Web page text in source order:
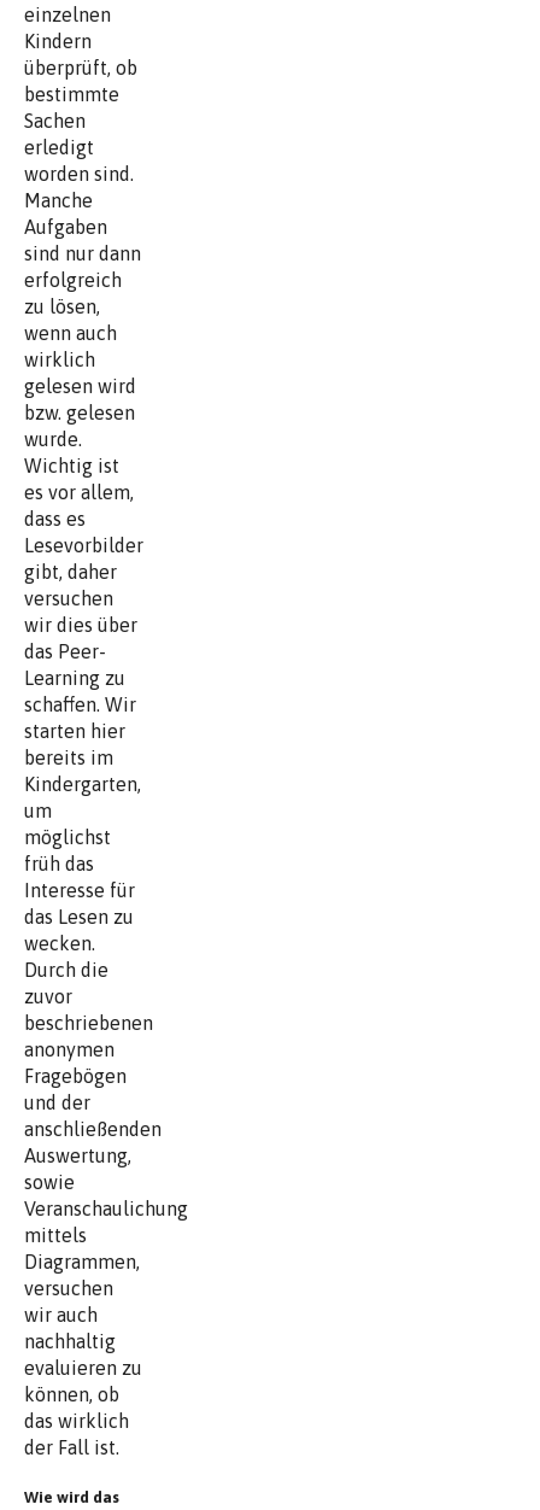
einzelnen
Kindern
überprüft, ob
bestimmte
Sachen
erledigt
worden sind.
Manche
Aufgaben
sind nur dann
erfolgreich
zu lösen,
wenn auch
wirklich
gelesen wird
bzw. gelesen
wurde.
Wichtig ist
es vor allem,
dass es
Lesevorbilder
gibt, daher
versuchen
wir dies über
das Peer-
Learning zu
schaffen. Wir
starten hier
bereits im
Kindergarten,
um
möglichst
früh das
Interesse für
das Lesen zu
wecken.
Durch die
zuvor
beschriebenen
anonymen
Fragebögen
und der
anschließenden
Auswertung,
sowie
Veranschaulichung
mittels
Diagrammen,
versuchen
wir auch
nachhaltig
evaluieren zu
können, ob
das wirklich
der Fall ist.
Wie wird das